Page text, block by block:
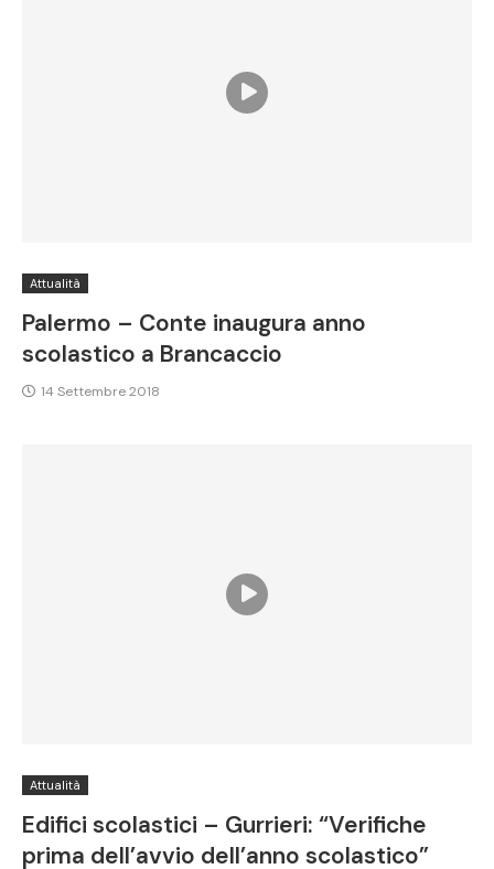
Attualità
Palermo – Conte inaugura anno
scolastico a Brancaccio
14 Settembre 2018
Attualità
Edifici scolastici – Gurrieri: “Verifiche
prima dell’avvio dell’anno scolastico”